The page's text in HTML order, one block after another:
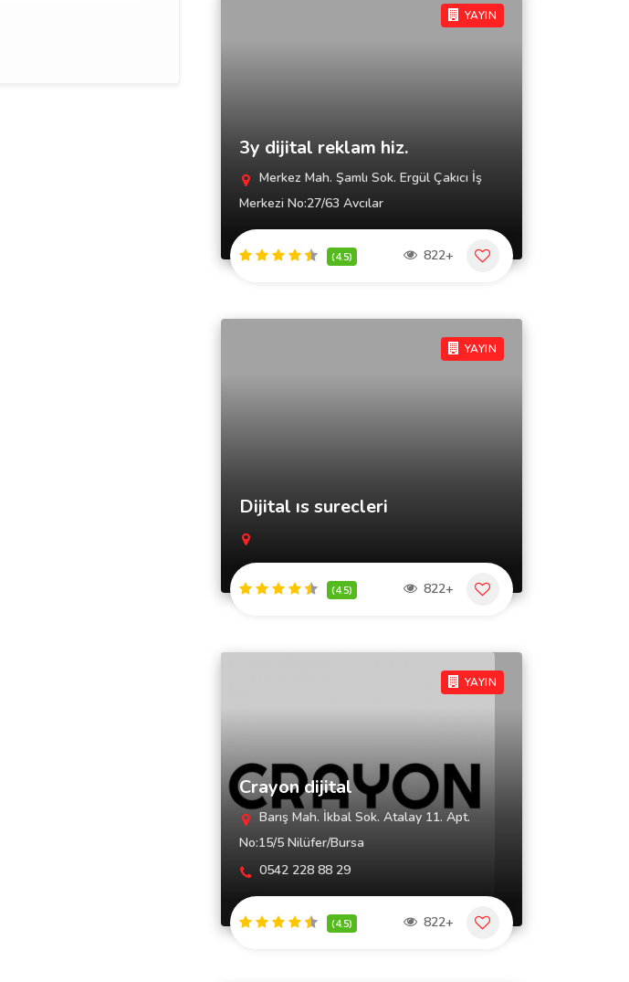
YAYIN
3y dijital reklam hiz.
Merkez Mah. Şamlı Sok. Ergül Çakıcı İş
Merkezi No:27/63 Avcılar
(4.5) 822+
YAYIN
Dijital ıs surecleri
(4.5) 822+
YAYIN
Crayon dijital
Barış Mah. İkbal Sok. Atalay 11. Apt.
No:15/5 Nilüfer/Bursa
0542 228 88 29
(4.5) 822+